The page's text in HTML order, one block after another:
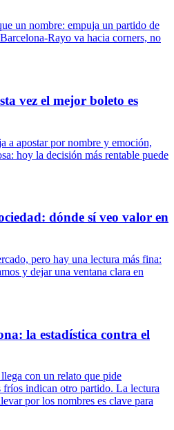
un nombre: empuja un partido de
Rayo va hacia corners, no
vez el mejor boleto es
a apostar por nombre y emoción,
hoy la decisión más rentable puede
dónde sí veo valor en
pero hay una lectura más fina:
y dejar una ventana clara en
la estadística contra el
con un relato que pide
fríos indican otro partido. La lectura
por los nombres es clave para